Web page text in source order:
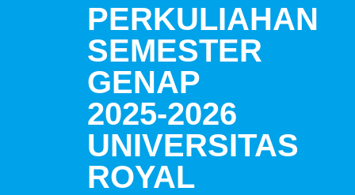
PERKULIAHAN
SEMESTER
GENAP
2025-2026
UNIVERSITAS
ROYAL